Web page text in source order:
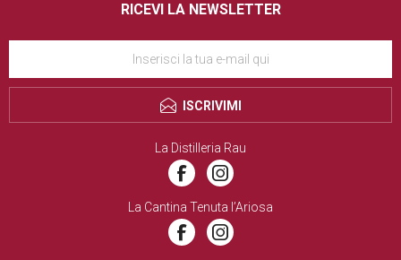
RICEVI LA NEWSLETTER
ISCRIVIMI
La Distilleria Rau
La Cantina Tenuta l’Ariosa